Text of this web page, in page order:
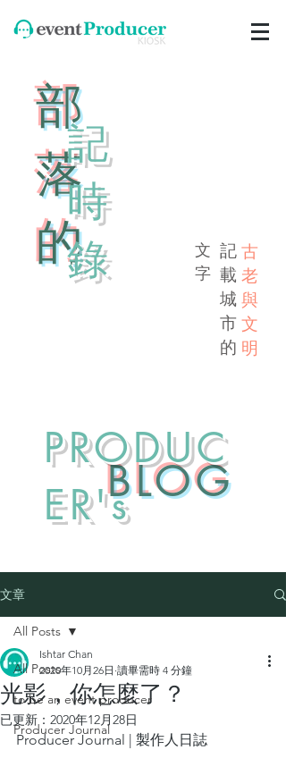
文
​字
​部
落
的
​記
時
錄
記
載
城
市
的
古
老​
與
文
明
​BLOG
PRODUC
ER's
文章
All Posts
to be an event producer
Producer Journal
All Posts
光影，你怎麼了？
Ishtar Chan
2020年10月26日 讀畢需時 4 分鐘
已更新： 2020年12月28日
Producer Journal | 製作人日誌